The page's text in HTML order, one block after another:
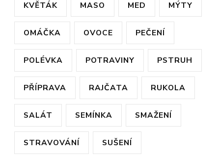
KVĚTÁK MASO MED MÝTY
OMÁČKA OVOCE PEČENÍ
POLÉVKA POTRAVINY PSTRUH
PŘÍPRAVA RAJČATA RUKOLA
SALÁT SEMÍNKA SMAŽENÍ
STRAVOVÁNÍ SUŠENÍ